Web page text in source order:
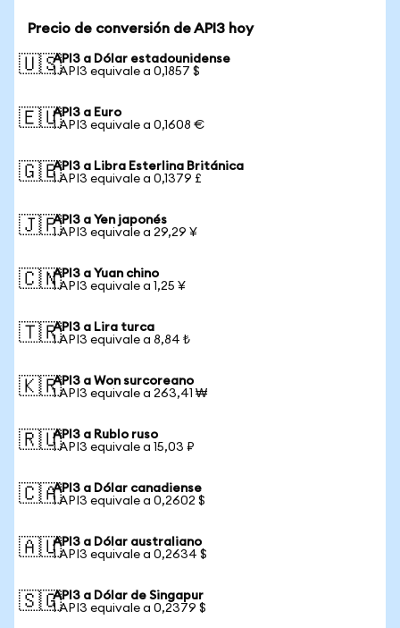
Precio de conversión de API3 hoy
🇺🇸API3 a Dólar estadounidense
1 API3 equivale a 0,1857 $
🇪🇺API3 a Euro
1 API3 equivale a 0,1608 €
🇬🇧API3 a Libra Esterlina Británica
1 API3 equivale a 0,1379 £
🇯🇵API3 a Yen japonés
1 API3 equivale a 29,29 ¥
🇨🇳API3 a Yuan chino
1 API3 equivale a 1,25 ¥
🇹🇷API3 a Lira turca
1 API3 equivale a 8,84 ₺
🇰🇷API3 a Won surcoreano
1 API3 equivale a 263,41 ₩
🇷🇺API3 a Rublo ruso
1 API3 equivale a 15,03 ₽
🇨🇦API3 a Dólar canadiense
1 API3 equivale a 0,2602 $
🇦🇺API3 a Dólar australiano
1 API3 equivale a 0,2634 $
🇸🇬API3 a Dólar de Singapur
1 API3 equivale a 0,2379 $